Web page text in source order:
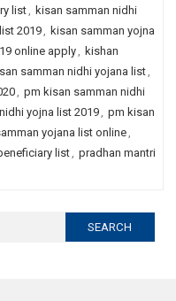
list, kisan samman nidhi
2019, kisan samman yojna
online apply, kishan
samman nidhi yojana list,
, pm kisan samman nidhi
yojna list 2019, pm kisan
yojana list online,
list, pradhan mantri